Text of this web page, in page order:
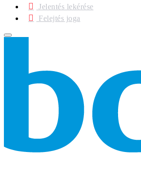
Jelentés lekérése
Felejtés joga